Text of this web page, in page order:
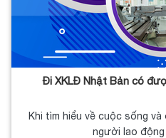
Đi XKLĐ Nhật Bản có
Khi tìm hiểu về cuộc sống
người lao